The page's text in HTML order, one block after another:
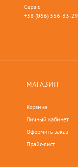
Сервіс
+38 (066) 556-33-29
МАГАЗИН
Корзина
Личный кабинет
Оформить заказ
Прайс-лист